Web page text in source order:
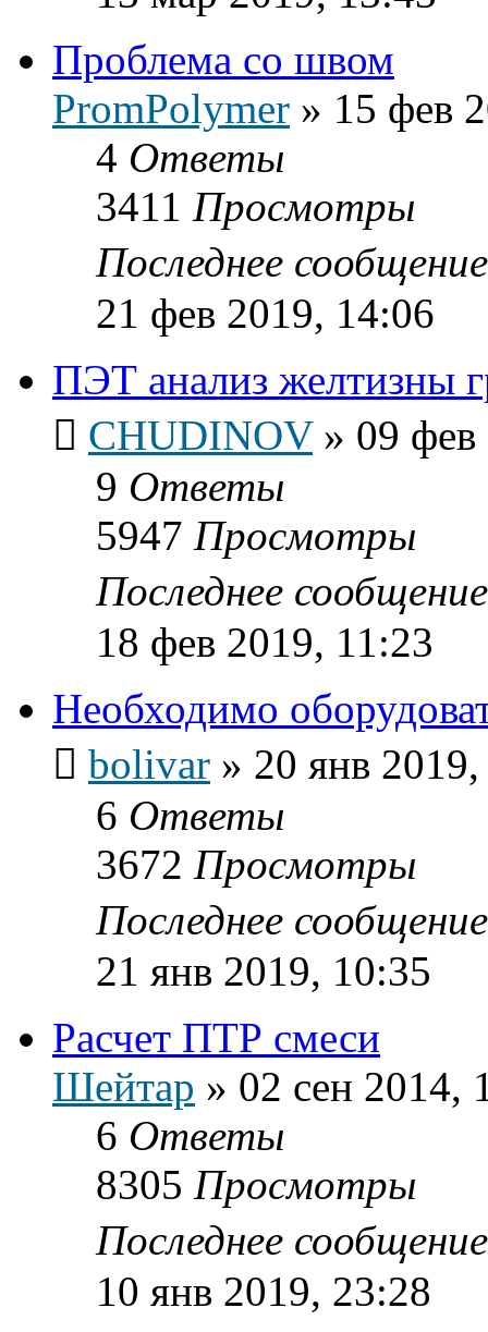
Проблема со швом
PromPolymer » 15 фев
4 Ответы
3411 Просмотры
Последнее
21 фев 2019, 14:06
ПЭТ анализ желтизны
CHUDINOV» 09
9 Ответы
5947 Просмотры
Последнее
18 фев 2019, 11:23
Необходимо
bolivar » 20 янв
6 Ответы
3672 Просмотры
Последнее
21 янв 2019, 10:35
Расчет ПТР смеси
Шейтар » 02 сен 2014,
6 Ответы
8305 Просмотры
Последнее
10 янв 2019, 23:28